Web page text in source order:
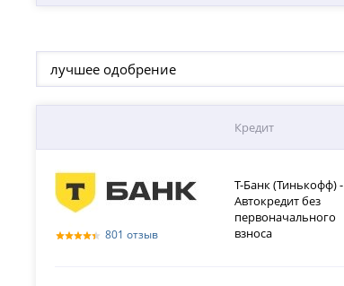
лучшее одобрение
Кредит
801 отзыв
Т-Банк (Тинькофф) -
Автокредит без
первоначального
взноса